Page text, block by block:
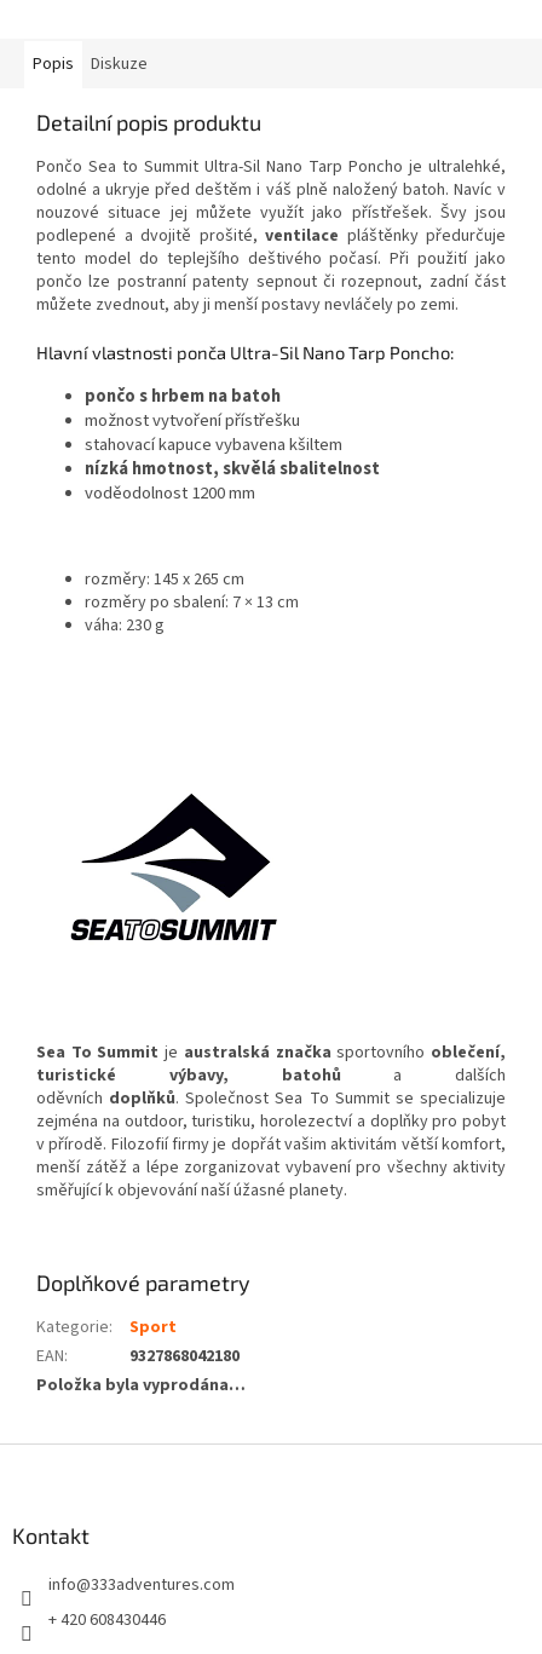
Popis Diskuze
Detailní popis produktu
Pončo Sea to Summit Ultra-Sil Nano Tarp Poncho je ultralehké,
odolné a ukryje před deštěm i váš plně naložený batoh. Navíc v
nouzové situace jej můžete využít jako přístřešek. Švy jsou
podlepené a dvojitě prošité, ventilace pláštěnky předurčuje
tento model do teplejšího deštivého počasí. Při použití jako
pončo lze postranní patenty sepnout či rozepnout, zadní část
můžete zvednout, aby ji menší postavy nevláčely po zemi.
Hlavní vlastnosti ponča Ultra-Sil Nano Tarp Poncho:
pončo s hrbem na batoh
možnost vytvoření přístřešku
stahovací kapuce vybavena kšiltem
nízká hmotnost, skvělá sbalitelnost
voděodolnost 1200 mm
rozměry: 145 x 265 cm
rozměry po sbalení: 7 × 13 cm
váha: 230 g
Sea To Summit je australská značka sportovního oblečení,
turistické výbavy, batohů
a dalších
oděvních doplňků. Společnost Sea To Summit se specializuje
zejména na outdoor, turistiku, horolezectví a doplňky pro pobyt
v přírodě. Filozofií firmy je dopřát vašim aktivitám větší komfort,
menší zátěž a lépe zorganizovat vybavení pro všechny aktivity
směřující k objevování naší úžasné planety.
Doplňkové parametry
Kategorie:
Sport
EAN:
9327868042180
Položka byla vyprodána…
Kontakt
info@333adventures.com
+ 420 608430446